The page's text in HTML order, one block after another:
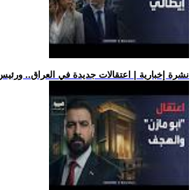
.. نشرة إخبارية | اعتقالات جديدة في العراق..